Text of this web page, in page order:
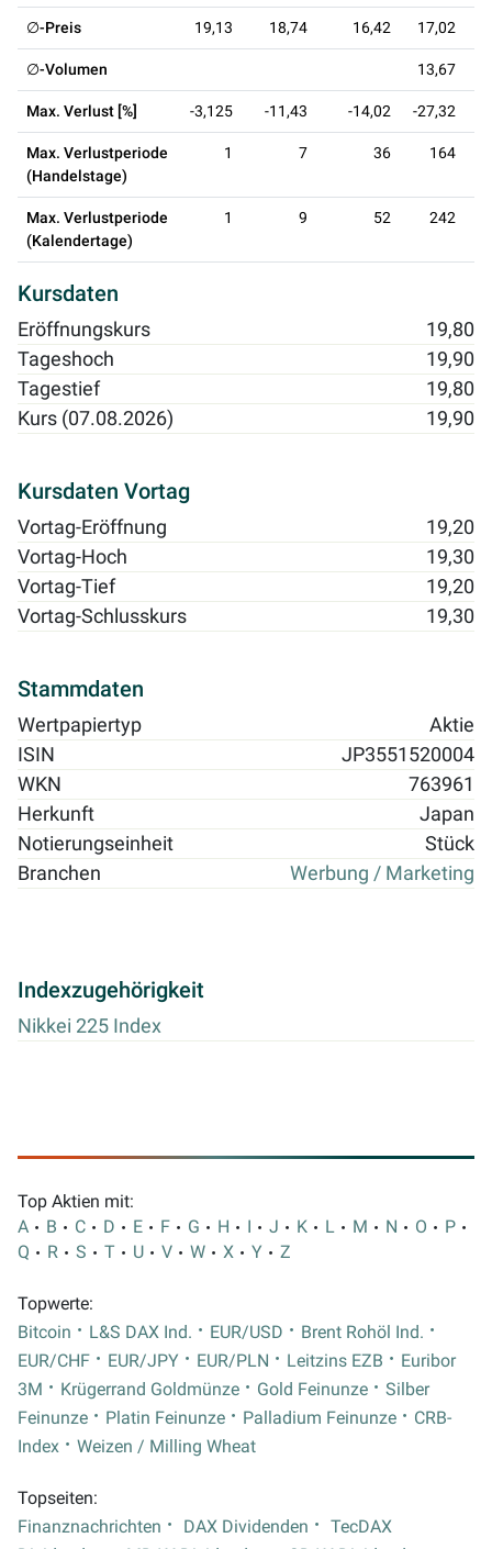
∅-Preis 19,13 18,74 16,42 17,02
∅-Volumen 13,67
Max. Verlust [%] -3,125 -11,43 -14,02 -27,32
Max. Verlustperiode
(Handelstage)
1 7 36 164
Max. Verlustperiode
(Kalendertage)
1 9 52 242
Kursdaten
Eröffnungskurs
19,80
Tageshoch
19,90
Tagestief
19,80
Kurs (07.08.2026)
19,90
Kursdaten Vortag
Vortag-Eröffnung
19,20
Vortag-Hoch
19,30
Vortag-Tief
19,20
Vortag-Schlusskurs
19,30
Stammdaten
Wertpapiertyp
Aktie
ISIN
JP3551520004
WKN
763961
Herkunft
Japan
Notierungseinheit
Stück
Branchen
Werbung / Marketing
Indexzugehörigkeit
Nikkei 225 Index
Top Aktien mit:
A
B C D E F G H I J K L M N O
P
Q
R S T U V W X Y Z
Topwerte:
Bitcoin
L&S DAX Ind. EUR/USD
Brent Rohöl Ind.
EUR/CHF
EUR/JPY EUR/PLN Leitzins EZB
Euribor
3M
Krügerrand Goldmünze Gold Feinunze
Silber
Feinunze
Platin Feinunze Palladium Feinunze
CRB-
Index
Weizen / Milling Wheat
Topseiten:
Finanznachrichten
DAX Dividenden
TecDAX